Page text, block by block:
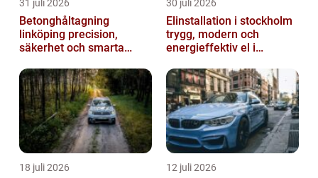
31 juli 2026
Betonghåltagning
linköping precision,
säkerhet och smarta
30 juli 2026
Elinstallation i stockholm
trygg, modern och
energieffektiv el i
18 juli 2026 12 juli 2026